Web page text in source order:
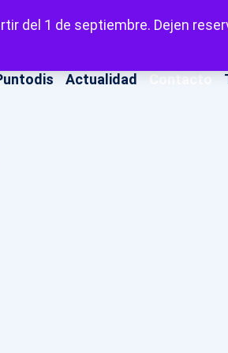
del 1 de septiembre. Dejen
Escuchar
Actualidad Contacto